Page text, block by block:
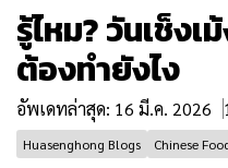
รู้ไหม? วันเช็งเ
ต้องทำยังไง
อัพเดทล่าสุด: 16 มี.ค. 2026
Huasenghong Blogs Chinese